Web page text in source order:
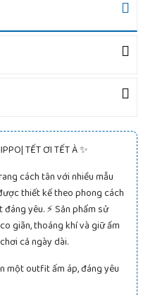
TẾT ƠI TẾT À ✨
cách tân với nhiều mẫu
thiết kế theo phong cách
yêu. ⚡ Sản phẩm sử
giãn, thoáng khí và giữ ấm
cả ngày dài.
một outfit ấm áp, đáng yêu